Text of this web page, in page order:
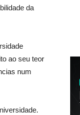
da
ao seu teor
num